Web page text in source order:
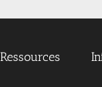
Ressources